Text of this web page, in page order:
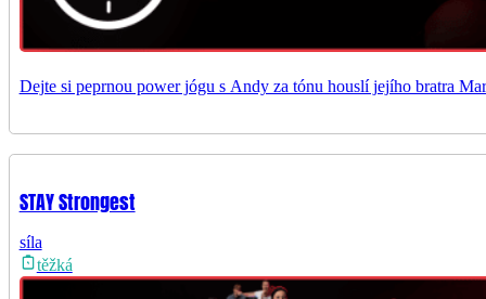
Dejte si peprnou power jógu s Andy za tónu houslí jejího bratra
STAY Strongest
síla
těžká